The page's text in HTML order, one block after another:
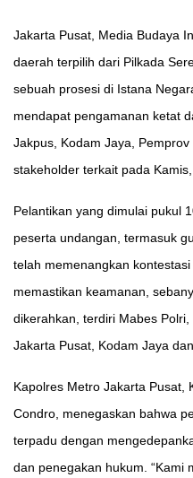
Jakarta Pusat, Media Budaya
daerah terpilih dari Pilkada
sebuah prosesi di Istana
mendapat pengamanan ketat
Jakpus, Kodam Jaya,
stakeholder terkait pada
Pelantikan yang dimulai pukul
peserta undangan, termasuk
telah memenangkan
memastikan keamanan,
dikerahkan, terdiri Mabes
Jakarta Pusat, Kodam Jaya
Kapolres Metro Jakarta Pusat,
Condro, menegaskan bahwa
terpadu dengan
dan penegakan hukum. “Kami